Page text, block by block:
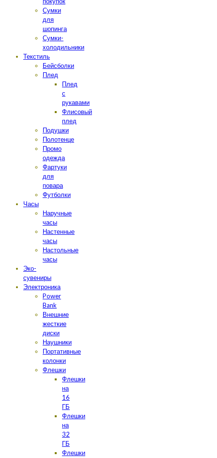
Сумки
для
шопинга
Сумки-
холодильники
Текстиль
Бейсболки
Плед
Плед
с
рукавами
Флисовый
плед
Подушки
Полотенце
Промо
одежда
Фартуки
для
повара
Футболки
Часы
Наручные
часы
Настенные
часы
Настольные
часы
Эко-
сувениры
Электроника
Power
Bank
Внешние
жесткие
диски
Наушники
Портативные
колонки
Флешки
Флешки
на
16
ГБ
Флешки
на
32
ГБ
Флешки